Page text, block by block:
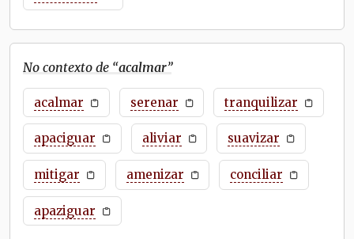
No contexto de “acalmar”
acalmar serenar tranquilizar
apaciguar aliviar suavizar
mitigar amenizar conciliar
apaziguar